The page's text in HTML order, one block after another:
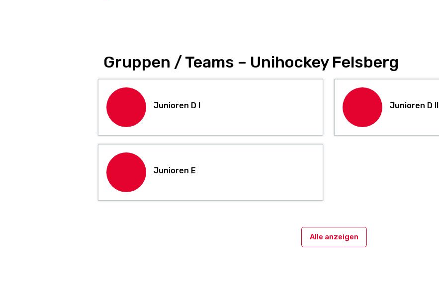
Gruppen / Teams – Unihockey Felsberg
Junioren D I Junioren D II
Junioren E
Alle anzeigen